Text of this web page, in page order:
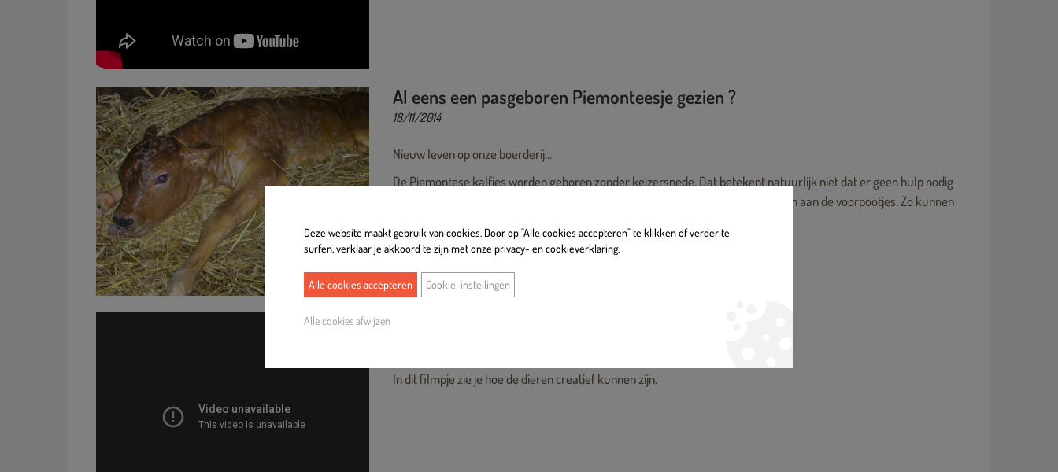
Al eens een pasgeboren Piemonteesje gezien ?
18/11/2014
Nieuw leven op onze boerderij...
De Piemontese kalfjes worden geboren zonder keizersnede. Dat betekent natuurlijk niet dat er geen hulp nodig
is van ons. We helpen het kalfje geboren worden door een touwtje vast te maken aan de voorpootjes. Zo kunnen
Zo'n geboorte is ook voor ons nog steeds een speciale gebeurtenis.
In dit filmpje zie je hoe de dieren creatief kunnen zijn.
Deze website maakt gebruik van cookies. Door op "Alle cookies accepteren" te klikken of verder te
surfen, verklaar je akkoord te zijn met onze privacy- en cookieverklaring.
Alle cookies accepteren Cookie-instellingen
Alle cookies afwijzen